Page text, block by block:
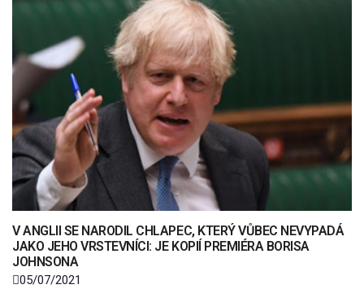
V ANGLII SE NARODIL CHLAPEC, KTERÝ VŮBEC NEVYPADÁ
JAKO JEHO VRSTEVNÍCI: JE KOPIÍ PREMIÉRA BORISA
JOHNSONA
05/07/2021